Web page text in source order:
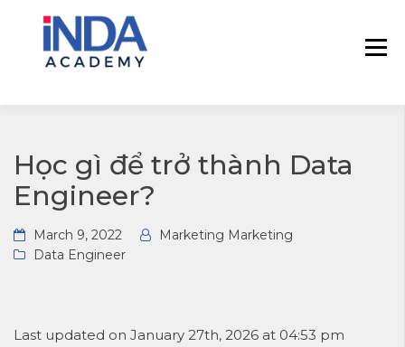
LIỆU & AI INSIGHT
hàng – bảo hiểm – chứng khoán và
Học gì để trở thành Data
Engineer?
March 9, 2022
Marketing Marketing
Data Engineer
Last updated on January 27th, 2026 at 04:53 pm